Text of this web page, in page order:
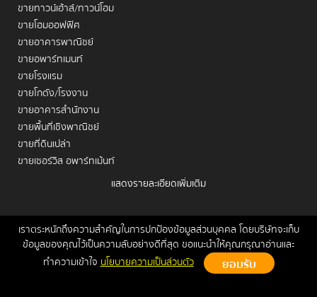
เราตระหนักถึงความสำคัญในการปกป้องข้อมูลส่วนบุคคล โดยบริษัทจะเก็บ
ข้อมูลของคุณไว้เป็นความลับอย่างดีที่สุด ขอแนะนำให้คุณกรุณาอ่านและ
ทำความเข้าใจนโยบายความเป็นส่วนตัว
ขายทาวน์เฮ้าส์/ทาวน์โฮม
ขายโฮมออฟฟิศ
ขายอาคารพาณิชย์
ขายอพาร์ทเมนท์
ขายโรงแรม
ขายโกดัง/โรงงาน
ขายอาคารสำนักงาน
ขายพื้นที่เชิงพาณิชย์
ขายที่ดินเปล่า
ขายเซอร์วิส อพาร์ทเม้นท์
เช่าบ้าน
เช่าทาวน์เฮ้าส์/ทาวน์โฮม
เช่าโฮมออฟฟิศ
เช่าอาคารพาณิชย์
แสดงรายละเอียดเพิ่มเติม
หน้าหลัก ขาย เช่า ฝากขาย/เช่า ข่าวสาร ติดต่อเรา
Site
Map
Copyrights © 2026, Connex Property